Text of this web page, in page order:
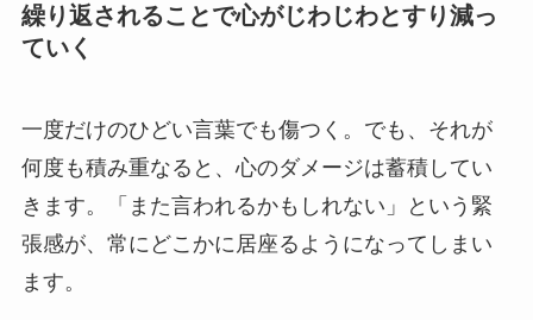
繰り返されることで心がじわじわとすり減っ
ていく
一度だけのひどい言葉でも傷つく。でも、それが
何度も積み重なると、心のダメージは蓄積してい
きます。「また言われるかもしれない」という緊
張感が、常にどこかに居座るようになってしまい
ます。